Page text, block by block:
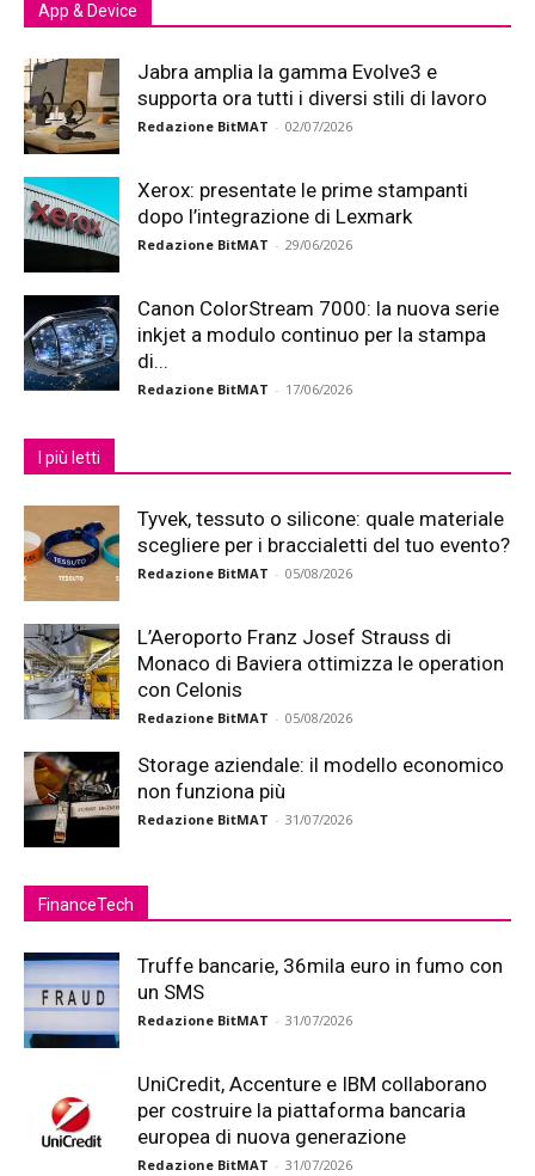
App & Device
Jabra amplia la gamma Evolve3 e
supporta ora tutti i diversi stili di lavoro
Redazione BitMAT - 02/07/2026
Xerox: presentate le prime stampanti
dopo l’integrazione di Lexmark
Redazione BitMAT - 29/06/2026
Canon ColorStream 7000: la nuova serie
inkjet a modulo continuo per la stampa
di...
Redazione BitMAT - 17/06/2026
I più letti
Tyvek, tessuto o silicone: quale materiale
scegliere per i braccialetti del tuo evento?
Redazione BitMAT - 05/08/2026
L’Aeroporto Franz Josef Strauss di
Monaco di Baviera ottimizza le operation
con Celonis
Redazione BitMAT - 05/08/2026
Storage aziendale: il modello economico
non funziona più
Redazione BitMAT - 31/07/2026
FinanceTech
Truffe bancarie, 36mila euro in fumo con
un SMS
Redazione BitMAT - 31/07/2026
UniCredit, Accenture e IBM collaborano
per costruire la piattaforma bancaria
europea di nuova generazione
Redazione BitMAT - 31/07/2026